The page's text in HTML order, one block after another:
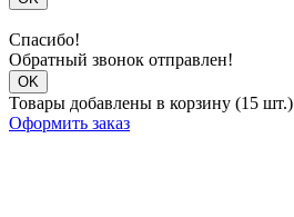
Спасибо!
Обратный звонок отправлен!
OK
Товары добавлены в корзину (15 шт.)
Оформить заказ